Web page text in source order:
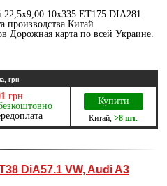
22,5х9,00 10х335 ET175 DIA281
производства Китай.
Дорожная карта по всей Украине.
грн
грн
Купити
Китай >8 шт.
DiA57.1 VW, Audi A3